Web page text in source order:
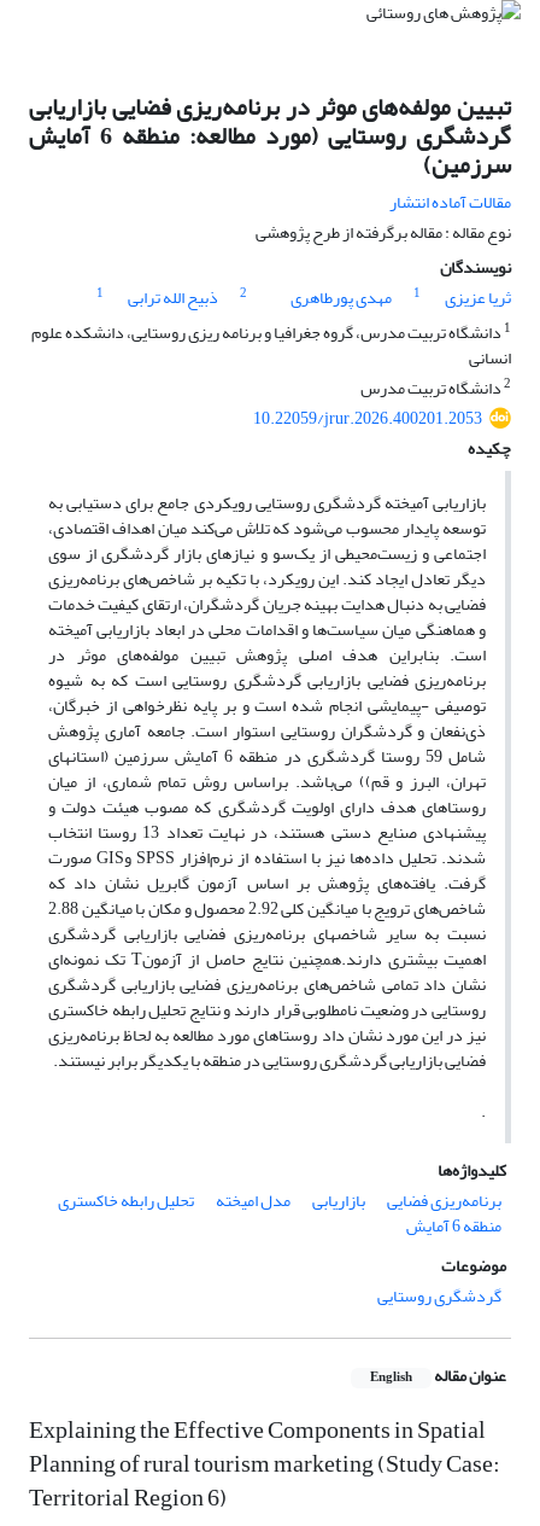
تبیین مولفه‌های موثر در برنامه‌ریزی فضایی بازاریابی
گردشگری روستایی (مورد مطالعه: منطقه 6 آمایش
سرزمین)
مقالات آماده انتشار
نوع مقاله : مقاله برگرفته از طرح پژوهشی
نویسندگان
ثریا عزیزی
1 مهدی پورطاهری 2 ذبیح الله ترابی
1
1 دانشگاه تربیت مدرس، گروه جغرافیا و برنامه ریزی روستایی، دانشکده علوم
انسانی
2دانشگاه تربیت مدرس
10.22059/jrur.2026.400201.2053
چکیده
بازاریابی آمیخته گردشگری روستایی رویکردی جامع برای دستیابی به
توسعه پایدار محسوب می‌شود که تلاش می‌کند میان اهداف اقتصادی،
اجتماعی و زیست‌محیطی از یک‌سو و نیازهای بازار گردشگری از سوی
دیگر تعادل ایجاد کند. این رویکرد، با تکیه بر شاخص‌های برنامه‌ریزی
فضایی به دنبال هدایت بهینه جریان گردشگران، ارتقای کیفیت خدمات
و هماهنگی میان سیاست‌ها و اقدامات محلی در ابعاد بازاریابی آمیخته
است. بنابراین هدف اصلی پژوهش تبیین مولفه‌های موثر در
برنامه‌ریزی فضایی بازاریابی گردشگری روستایی است که به شیوه
توصیفی -پیمایشی انجام شده است و بر پایه نظرخواهی از خبرگان،
ذی‌نفعان و گردشگران روستایی استوار است. جامعه آماری پژوهش
شامل 59 روستا گردشگری در منطقه 6 آمایش سرزمین (استانهای
تهران، البرز و قم)) می‌باشد. براساس روش تمام شماری، از میان
روستاهای هدف دارای اولویت گردشگری که مصوب هیئت دولت و
پیشنهادی صنایع دستی هستند، در نهایت تعداد 13 روستا انتخاب
شدند. تحلیل داده‌ها نیز با استفاده از نرم‌افزار SPSS وGIS صورت
گرفت. یافته‌های پژوهش بر اساس آزمون گابریل نشان داد که
شاخص‌های ترویج با میانگین کلی 2.92 محصول و مکان با میانگین 2.88
نسبت به سایر شاخصهای برنامه‌ریزی فضایی بازاریابی گردشگری
اهمیت بیشتری دارند.همچنین نتایج حاصل از آزمونT تک‌ ‌نمونه‌ای
نشان داد تمامی شاخص‌های برنامه‌ریزی فضایی بازاریابی گردشگری
روستایی در وضعیت نامطلوبی قرار دارند و نتایج تحلیل رابطه خاکستری
نیز در این مورد نشان داد روستاهای مورد مطالعه به لحاظ برنامه‌ریزی
فضایی بازاریابی گردشگری روستایی در منطقه با یکدیگر برابر نیستند.
.
کلیدواژه‌ها
برنامه‌ریزی فضایی
بازاریابی مدل امیخته تحلیل رابطه خاکستری
منطقه 6 آمایش
موضوعات
گردشگری روستایی
عنوان مقاله English
Explaining the Effective Components in Spatial
Planning of rural tourism marketing (Study Case:
Territorial Region 6)